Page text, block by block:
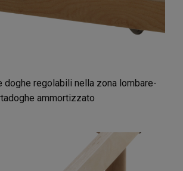
doghe regolabili nella zona lombare-
ammortizzato